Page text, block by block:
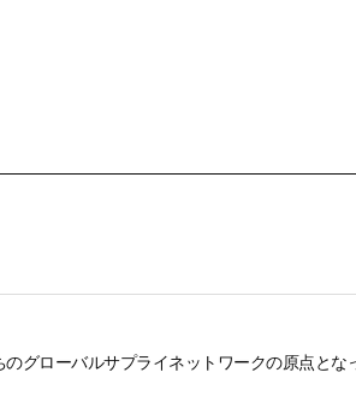
グローバルサプライネットワークの原点とな